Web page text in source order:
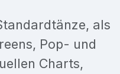
als
Pop- und
Charts,